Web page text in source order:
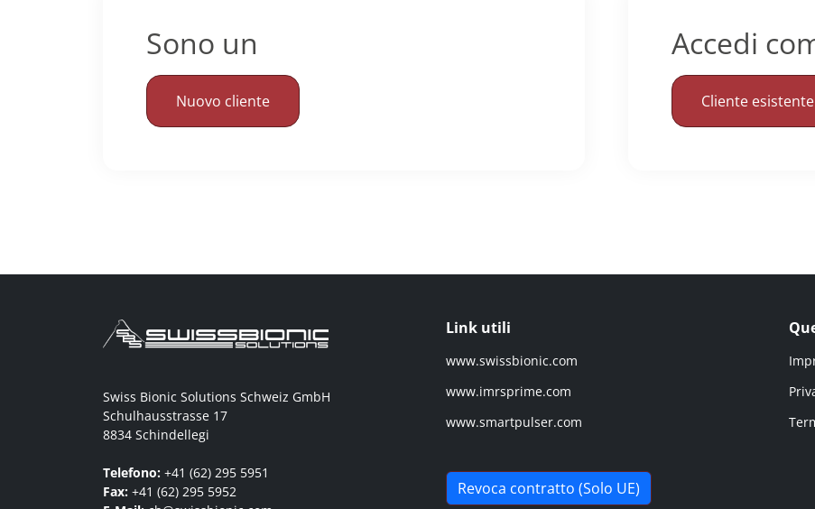
Sono un
Nuovo cliente
Accedi
Cliente esistente
Swiss Bionic Solutions Schweiz GmbH
Schulhausstrasse 17
8834 Schindellegi
Telefono: +41 (62) 295 5951
Fax: +41 (62) 295 5952
Link utili
www.swissbionic.com
www.imrsprime.com
www.smartpulser.com
Revoca contratto (Solo UE)